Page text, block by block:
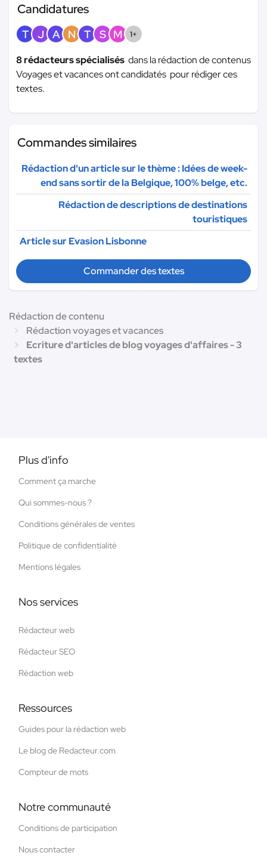
Candidatures
T J A N T S M 1+
8 rédacteurs spécialisés dans la rédaction de contenus
Voyages et vacances ont candidatés pour rédiger ces
textes.
Commandes similaires
Rédaction d'un article sur le thème : Idées de week-
end sans sortir de la Belgique, 100% belge, etc.
Rédaction de descriptions de destinations
touristiques
Article sur Evasion Lisbonne
Commander des textes
Rédaction de contenu
Rédaction voyages et vacances
Ecriture d'articles de blog voyages d'affaires - 3
textes
Plus d'info
Comment ça marche
Qui sommes-nous ?
Conditions générales de ventes
Politique de confidentialité
Mentions légales
Nos services
Rédacteur web
Rédacteur SEO
Rédaction web
Ressources
Guides pour la rédaction web
Le blog de Redacteur.com
Compteur de mots
Notre communauté
Conditions de participation
Nous contacter